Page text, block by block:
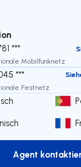
***
Mobilfunknetz
***
Festnetz
Agent
Agent